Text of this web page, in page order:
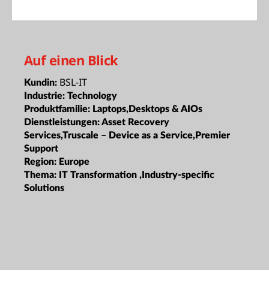
Auf einen Blick
Kundin: BSL-IT
Industrie: Technology
Produktfamilie: Laptops,Desktops & AIOs
Dienstleistungen:Asset Recovery
Services,Truscale – Device as a Service,Premier
Support
Region: Europe
Thema: IT Transformation ,Industry-specific
Solutions